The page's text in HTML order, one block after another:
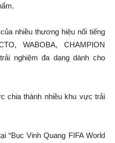
nhiều thương hiệu nổi tiếng
WABOBA, CHAMPION
nghiệm đa dạng dành cho
chia thành nhiều khu vực trải
“Bục Vinh Quang FIFA World